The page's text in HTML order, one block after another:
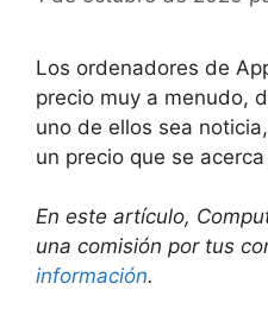
Los ordenadores de
precio muy a menudo,
uno de ellos sea
un precio que se
En este artículo,
una comisión por tus
información.